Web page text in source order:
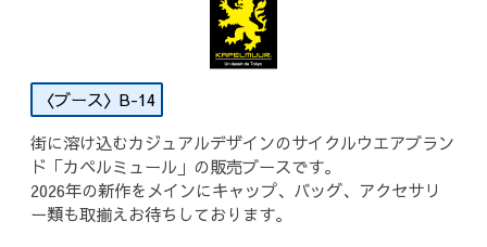
B-14
街に溶け込むカジュアルデザインのサイクルウエアブラン
ド「カペルミュール」の販売ブースです。
2026年の新作をメインにキャップ、バッグ、アクセサリ
ー類も取揃えお待ちしております。